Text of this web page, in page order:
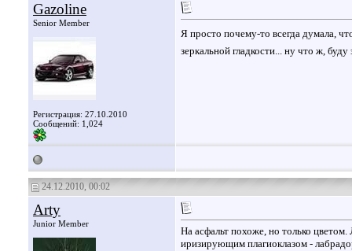
Gazoline
Senior Member
Регистрация: 27.10.2010
Сообщений: 1,024
Я просто почему-то всегда думала,
зеркальной гладкости... ну что ж, буду
24.12.2010, 00:02
Arty
Junior Member
На асфальт похоже, но только
иризирующим плагиоклазом -